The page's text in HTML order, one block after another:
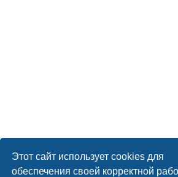
Этот сайт использует cookies для
обеспечения своей корректной
Главная Форумы